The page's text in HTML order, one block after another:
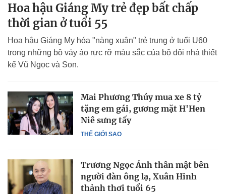
Hoa hậu Giáng My trẻ đẹp bất chấp
thời gian ở tuổi 55
Hoa hậu Giáng My hóa "nàng xuân" trẻ trung ở tuổi U60
trong những bộ váy áo rực rỡ màu sắc của bộ đôi nhà thiết
kế Vũ Ngọc và Son.
THẾ GIỚI SAO
Mai Phương Thúy mua xe 8 tỷ
tặng em gái, gương mặt H'Hen
Niê sưng tấy
Trương Ngọc Ánh thân mật bên
người đàn ông lạ, Xuân Hinh
thảnh thơi tuổi 65